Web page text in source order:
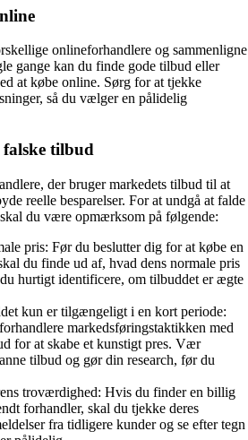
onlineforhandlere og sammenligne
gange kan du finde gode tilbud eller
at købe online. Sørg for at tjekke
så du vælger en pålidelig
tilbud
der bruger markedets tilbud til at
reelle besparelser. For at undgå at falde
du være opmærksom på følgende:
pris: Før du beslutter dig for at købe en
du finde ud af, hvad dens normale pris
hurtigt identificere, om tilbuddet er ægte
kun er tilgængeligt i en kort periode:
markedsføringstaktikken med
for at skabe et kunstigt pres. Vær
tilbud og gør din research, før du
troværdighed: Hvis du finder en billig
forhandler, skal du tjekke deres
fra tidligere kunder og se efter tegn